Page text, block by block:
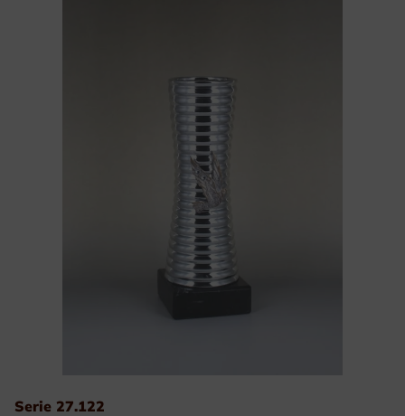
Serie 27.122